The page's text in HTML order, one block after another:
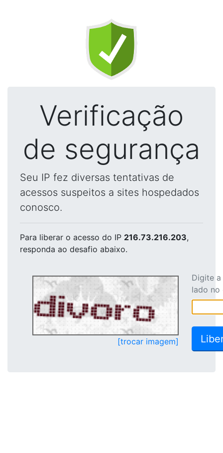
Verificação
de segurança
Seu IP fez diversas tentativas de
acessos suspeitos a sites hospedados
conosco.
Para liberar o acesso do IP 216.73.216.203,
responda ao desafio abaixo.
[trocar imagem]
Digite
lado no